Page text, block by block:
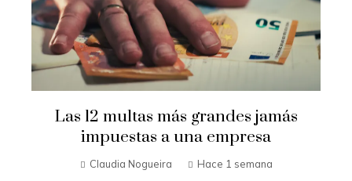
Las 12 multas más grandes jamás
impuestas a una empresa
Claudia Nogueira Hace 1 semana